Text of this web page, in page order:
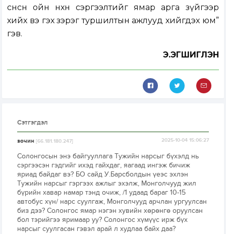
сөнөсөн ойн нөхөн сэргээлтийг ямар арга зүйгээр
хийх вэ гэх зэрэг туршилтын ажлууд хийгдэх юм”
гэв.
Э.ЭГШИГЛЭН
Сэтгэгдэл
зочин[66.181.180.247] 2025-10-04 15:06:27
Солонгосын энэ байгууллага Тужийн нарсыг бүхэлд нь
сэргээсэн гэдгийг ихэд гайхдаг, яагаад ингэж бичиж
яриад байдаг вэ? БО сайд У.Барсболдын үеэс эхлэн
Тужийн нарсыг гэргээх ажлыг эхэлж, Монголчууд жил
бүрийн хавар намар тэнд очиж, /1 удаад бараг 10-15
автобус хүн/ нарс суулгаж, Монголчууд арчлан ургуулсан
биз дээ? Солонгос ямар нэгэн хувийн хөрөнгө оруулсан
бол тэрийгээ яримаар уу? Солонгос хүмүүс ирж бүх
нарсыг суулгасан гэвэл арай л худлаа байх даа?